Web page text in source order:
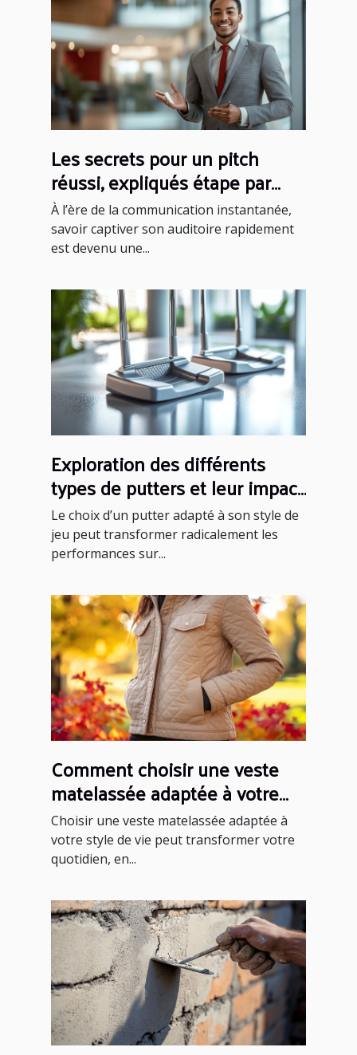
Les secrets pour un pitch
réussi, expliqués étape par
étape
À l’ère de la communication instantanée,
savoir captiver son auditoire rapidement
est devenu une...
Exploration des différents
types de putters et leur impact
sur votre performance
Le choix d’un putter adapté à son style de
jeu peut transformer radicalement les
performances sur...
Comment choisir une veste
matelassée adaptée à votre
style de vie ?
Choisir une veste matelassée adaptée à
votre style de vie peut transformer votre
quotidien, en...